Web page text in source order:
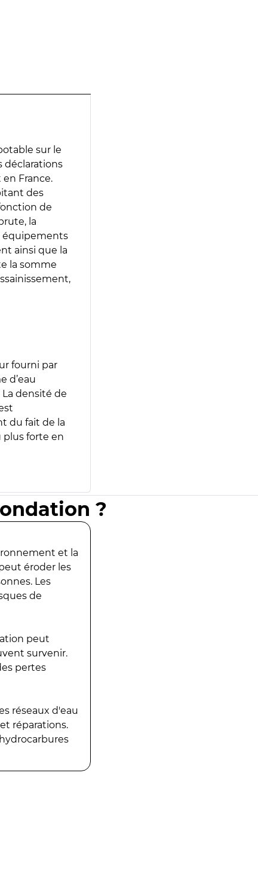
sur le
déclarations
en France.
des
de
la
équipements
ainsi que la
la somme
fourni par
d’eau
densité de
du fait de la
plus forte en
?
et la
éroder les
Les
de
peut
survenir.
pertes
réseaux d'eau
réparations.